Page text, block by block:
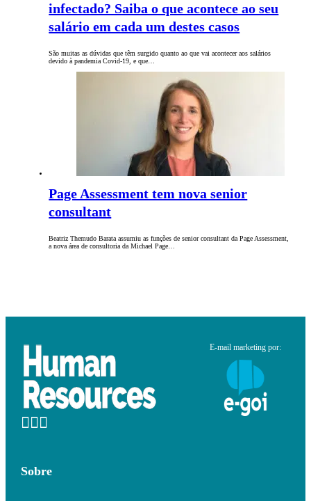
infectado? Saiba o que acontece ao seu
salário em cada um destes casos
São muitas as dúvidas que têm surgido quanto ao que vai acontecer aos salários
devido à pandemia Covid-19, e que…
Page Assessment tem nova senior
consultant
Beatriz Themudo Barata assumiu as funções de senior consultant da Page Assessment,
a nova área de consultoria da Michael Page…
E-mail marketing por:
Sobre